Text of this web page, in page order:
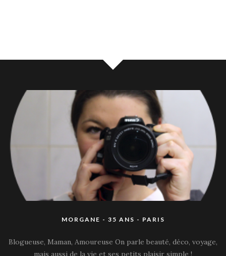
MORGANE - 35 ANS - PARIS
Blogueuse, Maman, Amoureuse On parle beauté, déco, voyage,
mais aussi de la vie et ses petits plaisir simple !